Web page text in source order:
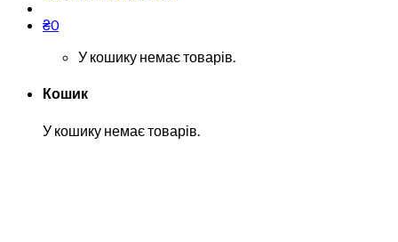
₴0
У кошику немає товарів.
Кошик
У кошику немає товарів.